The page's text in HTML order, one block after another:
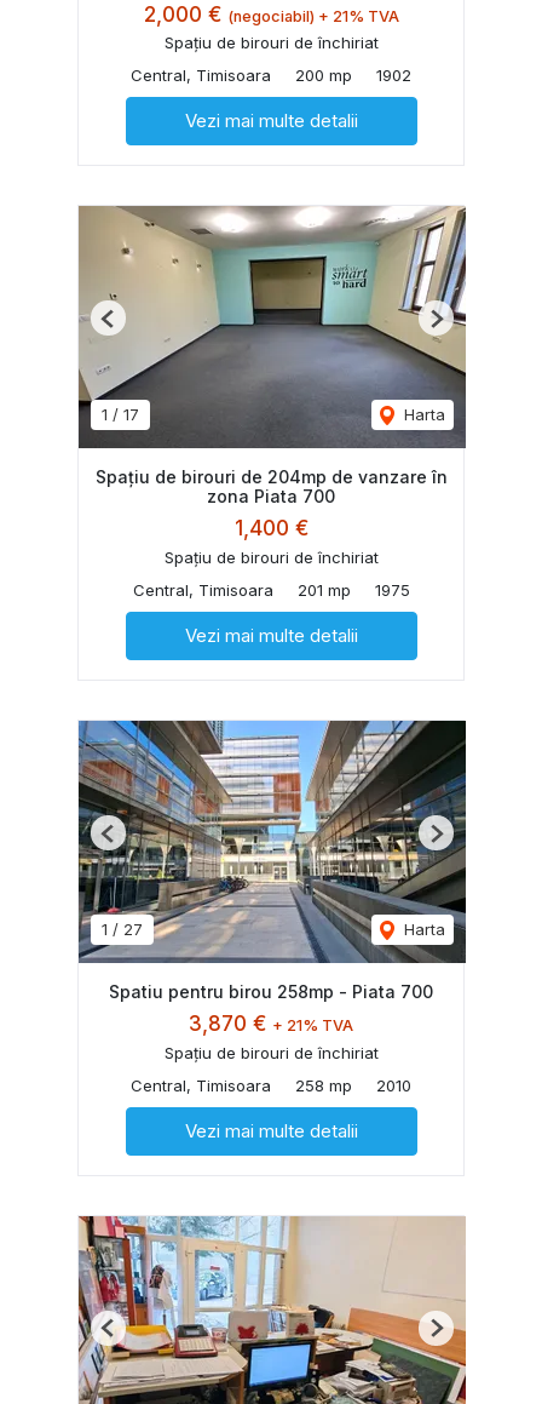
2,000 € (negociabil) + 21% TVA
Spațiu de birouri de închiriat
Central, Timisoara
200 mp 1902
Vezi mai multe detalii
1 / 17 Harta
Previous Next
Spațiu de birouri de 204mp de vanzare în
zona Piata 700
1,400 €
Spațiu de birouri de închiriat
Central, Timisoara
201 mp 1975
Vezi mai multe detalii
1 / 27 Harta
Previous Next
Spatiu pentru birou 258mp - Piata 700
3,870 € + 21% TVA
Spațiu de birouri de închiriat
Central, Timisoara
258 mp 2010
Vezi mai multe detalii
Previous Next